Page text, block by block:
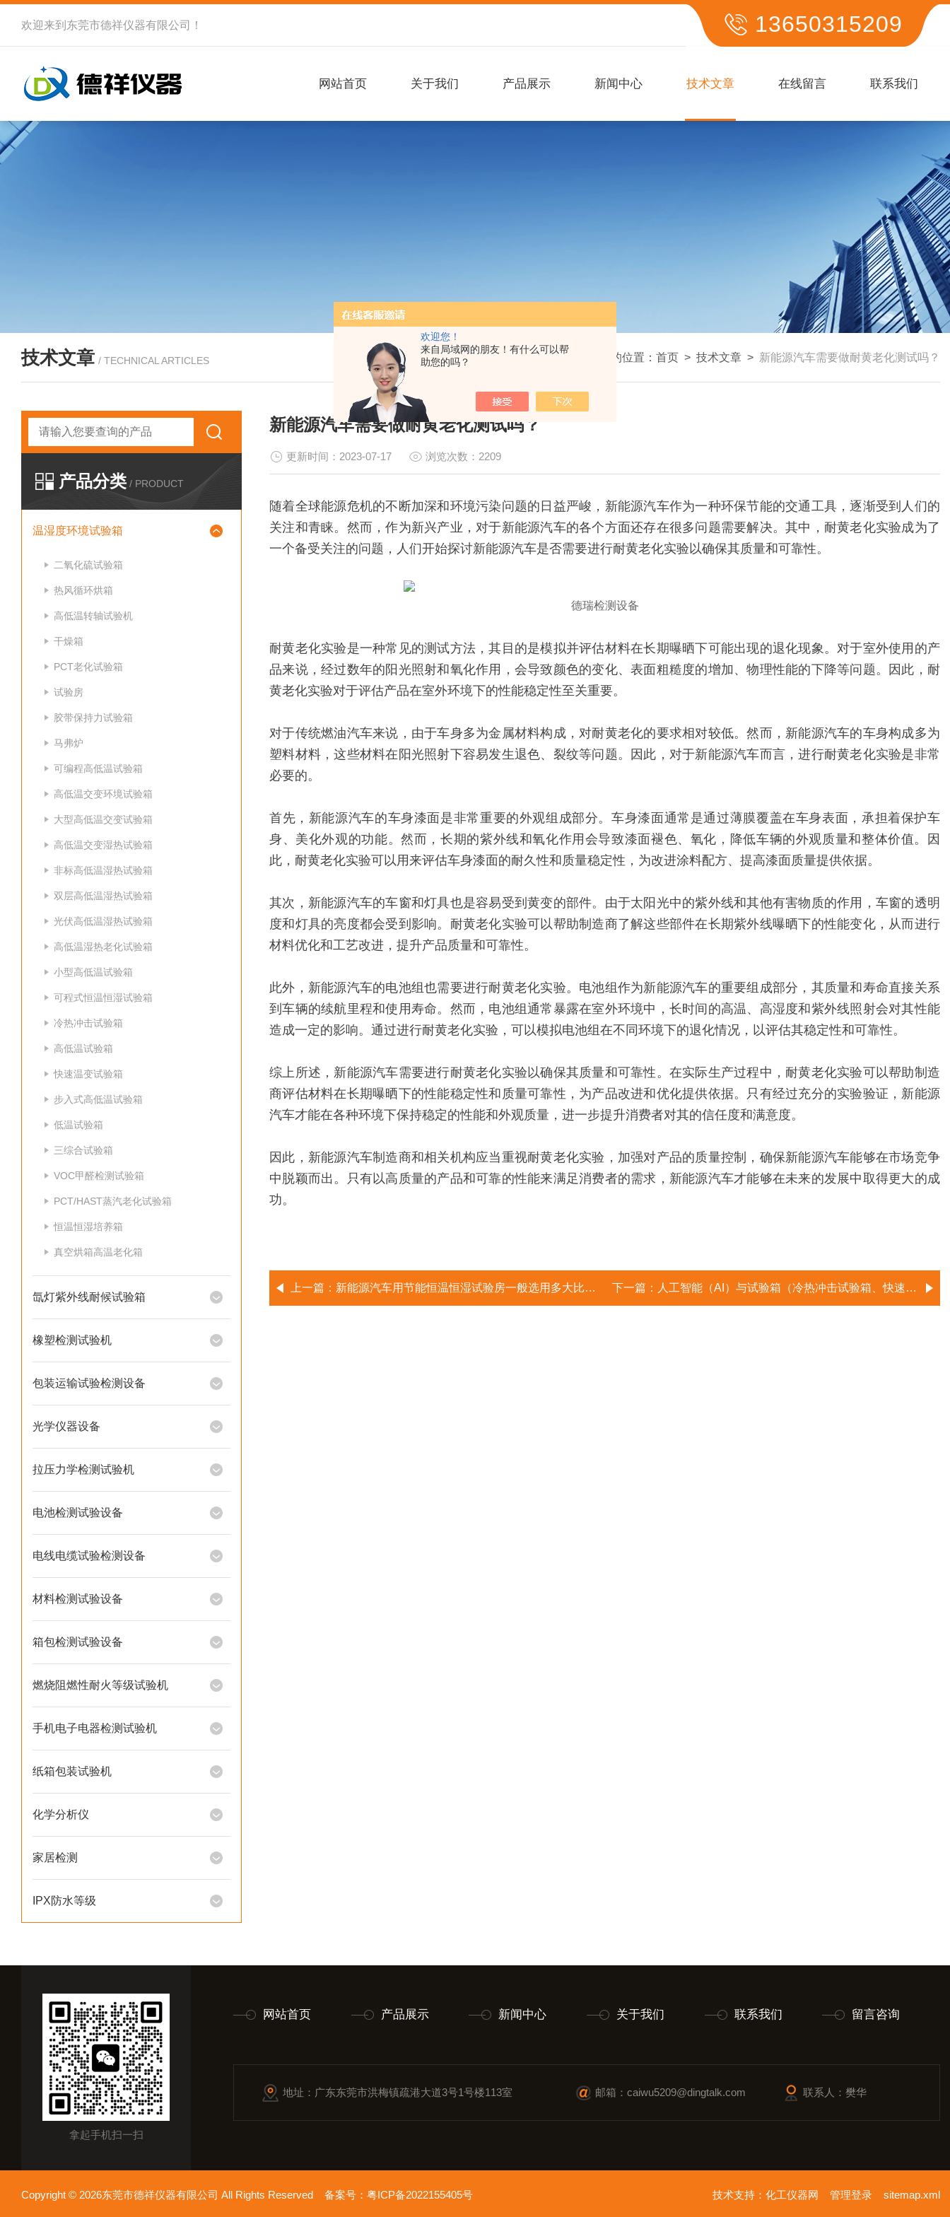
欢迎您！
来自局域网的朋友！有什么可以帮
助您的吗？
欢迎来到 东莞市德祥仪器有限公司 ！ 13650315209
网站首页 关于我们 产品展示 新闻中心 技术文章 在线留言 联系我们
技术文章 / TECHNICAL ARTICLES 我的位置： 首页 > 技术文章 > 新能源汽车需要做耐黄老化测试吗？
产品分类 / PRODUCT
温湿度环境试验箱
二氧化硫试验箱
热风循环烘箱
高低温转轴试验机
干燥箱
PCT老化试验箱
试验房
胶带保持力试验箱
马弗炉
可编程高低温试验箱
高低温交变环境试验箱
大型高低温交变试验箱
高低温交变湿热试验箱
非标高低温湿热试验箱
双层高低温湿热试验箱
光伏高低温湿热试验箱
高低温湿热老化试验箱
小型高低温试验箱
可程式恒温恒湿试验箱
冷热冲击试验箱
高低温试验箱
快速温变试验箱
步入式高低温试验箱
低温试验箱
三综合试验箱
VOC甲醛检测试验箱
PCT/HAST蒸汽老化试验箱
恒温恒湿培养箱
真空烘箱高温老化箱
氙灯紫外线耐候试验箱
橡塑检测试验机
包装运输试验检测设备
光学仪器设备
拉压力学检测试验机
电池检测试验设备
电线电缆试验检测设备
材料检测试验设备
箱包检测试验设备
燃烧阻燃性耐火等级试验机
手机电子电器检测试验机
纸箱包装试验机
化学分析仪
家居检测
IPX防水等级
新能源汽车需要做耐黄老化测试吗？
更新时间：2023-07-17 浏览次数：2209
随着全球能源危机的不断加深和环境污染问题的日益严峻，新能源汽车作为一种环保节能的交通工具，逐渐受到人们的
关注和青睐。然而，作为新兴产业，对于新能源汽车的各个方面还存在很多问题需要解决。其中，耐黄老化实验成为了
一个备受关注的问题，人们开始探讨新能源汽车是否需要进行耐黄老化实验以确保其质量和可靠性。
德瑞检测设备
耐黄老化实验是一种常见的测试方法，其目的是模拟并评估材料在长期曝晒下可能出现的退化现象。对于室外使用的产
品来说，经过数年的阳光照射和氧化作用，会导致颜色的变化、表面粗糙度的增加、物理性能的下降等问题。因此，耐
黄老化实验对于评估产品在室外环境下的性能稳定性至关重要。
对于传统燃油汽车来说，由于车身多为金属材料构成，对耐黄老化的要求相对较低。然而，新能源汽车的车身构成多为
塑料材料，这些材料在阳光照射下容易发生退色、裂纹等问题。因此，对于新能源汽车而言，进行耐黄老化实验是非常
必要的。
首先，新能源汽车的车身漆面是非常重要的外观组成部分。车身漆面通常是通过薄膜覆盖在车身表面，承担着保护车
身、美化外观的功能。然而，长期的紫外线和氧化作用会导致漆面褪色、氧化，降低车辆的外观质量和整体价值。因
此，耐黄老化实验可以用来评估车身漆面的耐久性和质量稳定性，为改进涂料配方、提高漆面质量提供依据。
其次，新能源汽车的车窗和灯具也是容易受到黄变的部件。由于太阳光中的紫外线和其他有害物质的作用，车窗的透明
度和灯具的亮度都会受到影响。耐黄老化实验可以帮助制造商了解这些部件在长期紫外线曝晒下的性能变化，从而进行
材料优化和工艺改进，提升产品质量和可靠性。
此外，新能源汽车的电池组也需要进行耐黄老化实验。电池组作为新能源汽车的重要组成部分，其质量和寿命直接关系
到车辆的续航里程和使用寿命。然而，电池组通常暴露在室外环境中，长时间的高温、高湿度和紫外线照射会对其性能
造成一定的影响。通过进行耐黄老化实验，可以模拟电池组在不同环境下的退化情况，以评估其稳定性和可靠性。
综上所述，新能源汽车需要进行耐黄老化实验以确保其质量和可靠性。在实际生产过程中，耐黄老化实验可以帮助制造
商评估材料在长期曝晒下的性能稳定性和质量可靠性，为产品改进和优化提供依据。只有经过充分的实验验证，新能源
汽车才能在各种环境下保持稳定的性能和外观质量，进一步提升消费者对其的信任度和满意度。
因此，新能源汽车制造商和相关机构应当重视耐黄老化实验，加强对产品的质量控制，确保新能源汽车能够在市场竞争
中脱颖而出。只有以高质量的产品和可靠的性能来满足消费者的需求，新能源汽车才能够在未来的发展中取得更大的成
功。
上一篇： 新能源汽车用节能恒温恒湿试验房一般选用多大比较合理？ 下一篇： 人工智能（AI）与试验箱（冷热冲击试验箱、快速温变试验箱）
拿起手机扫一扫
网站首页 产品展示 新闻中心 关于我们 联系我们 留言咨询
地址：广东东莞市洪梅镇疏港大道3号1号楼113室 邮箱：caiwu5209@dingtalk.com 联系人：樊华
Copyright © 2026东莞市德祥仪器有限公司 All Rights Reserved 备案号： 粤ICP备2022155405号 技术支持： 化工仪器网 管理登录 sitemap.xml